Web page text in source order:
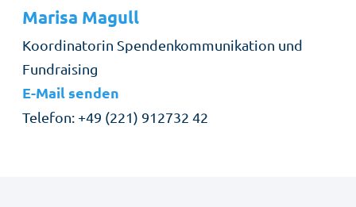
Marisa Magull
Rolle
Koordinatorin Spendenkommunikation und
Fundraising
E-Mail senden
Telefon +49 (221) 912732 42